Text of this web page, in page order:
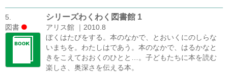
5.
図書
シリーズわくわく図書館 1
アリス館 ｜2010.8
ぼくはたびをする。本のなかで、とおいくにのしらな
いまちを。わたしはであう。本のなかで、はるかなと
きをこえておおくのひとと…。子どもたちに本を読む
楽しさ、奥深さを伝える本。